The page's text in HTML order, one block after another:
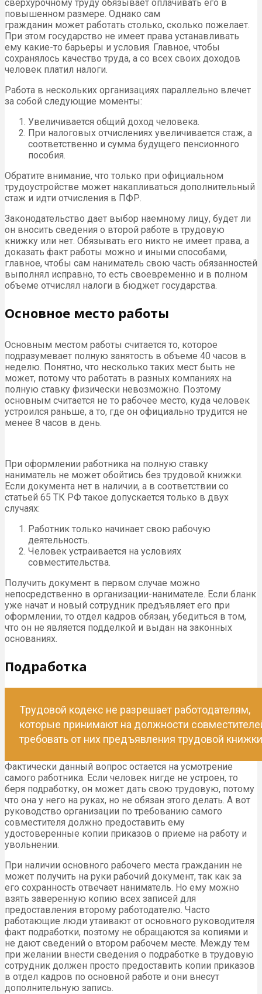
сверхурочному труду обязывает оплачивать его в
повышенном размере. Однако сам
гражданин может работать столько, сколько пожелает.
При этом государство не имеет права устанавливать
ему какие-то барьеры и условия. Главное, чтобы
сохранялось качество труда, а со всех своих доходов
человек платил налоги.
Работа в нескольких организациях параллельно влечет
за собой следующие моменты:
Увеличивается общий доход человека.
При налоговых отчислениях увеличивается стаж, а
соответственно и сумма будущего пенсионного
пособия.
Обратите внимание, что только при официальном
трудоустройстве может накапливаться дополнительный
стаж и идти отчисления в ПФР.
Законодательство дает выбор наемному лицу, будет ли
он вносить сведения о второй работе в трудовую
книжку или нет. Обязывать его никто не имеет права, а
доказать факт работы можно и иными способами,
главное, чтобы сам наниматель свою часть обязанностей
выполнял исправно, то есть своевременно и в полном
объеме отчислял налоги в бюджет государства.
Основное место работы
Основным местом работы считается то, которое
подразумевает полную занятость в объеме 40 часов в
неделю. Понятно, что несколько таких мест быть не
может, потому что работать в разных компаниях на
полную ставку физически невозможно. Поэтому
основным считается не то рабочее место, куда человек
устроился раньше, а то, где он официально трудится не
менее 8 часов в день.
При оформлении работника на полную ставку
наниматель не может обойтись без трудовой книжки.
Если документа нет в наличии, а в соответствии со
статьей 65 ТК РФ такое допускается только в двух
случаях:
Работник только начинает свою рабочую
деятельность.
Человек устраивается на условиях
совместительства.
Получить документ в первом случае можно
непосредственно в организации-нанимателе. Если бланк
уже начат и новый сотрудник предъявляет его при
оформлении, то отдел кадров обязан, убедиться в том,
что он не является подделкой и выдан на законных
основаниях.
Подработка
Трудовой кодекс не разрешает работодателям,
которые принимают на должности
требовать от них предъявления трудовой
Фактически данный вопрос остается на усмотрение
самого работника. Если человек нигде не устроен, то
беря подработку, он может дать свою трудовую, потому
что она у него на руках, но не обязан этого делать. А вот
руководство организации по требованию самого
совместителя должно предоставить ему
удостоверенные копии приказов о приеме на работу и
увольнении.
При наличии основного рабочего места гражданин не
может получить на руки рабочий документ, так как за
его сохранность отвечает наниматель. Но ему можно
взять заверенную копию всех записей для
предоставления второму работодателю. Часто
работающие люди утаивают от основного руководителя
факт подработки, поэтому не обращаются за копиями и
не дают сведений о втором рабочем месте. Между тем
при желании внести сведения о подработке в трудовую
сотрудник должен просто предоставить копии приказов
в отдел кадров по основной работе и они внесут
дополнительную запись.